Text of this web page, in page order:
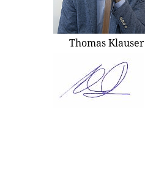
Thomas Klauser